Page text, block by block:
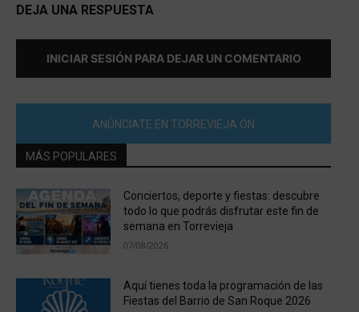
DEJA UNA RESPUESTA
INICIAR SESIÓN PARA DEJAR UN COMENTARIO
ANÚNCIATE EN TORREVIEJA ON
MÁS POPULARES
Conciertos, deporte y fiestas: descubre
todo lo que podrás disfrutar este fin de
semana en Torrevieja
07/08/2026
Aquí tienes toda la programación de las
Fiestas del Barrio de San Roque 2026